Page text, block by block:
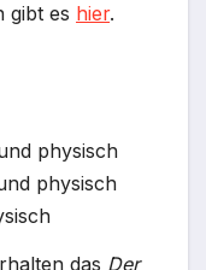
gibt es hier.
physisch
physisch
das Der